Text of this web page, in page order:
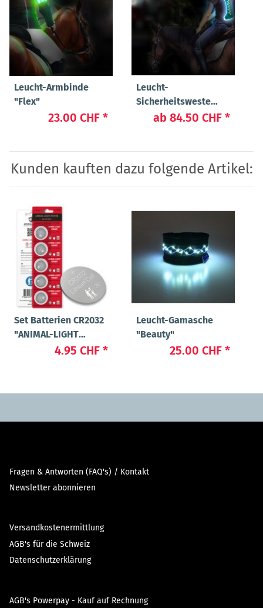
Leucht-Armbinde
"Flex"
23.00 CHF *
Leucht-
Sicherheitsweste
"Flex"
ab 84.50 CHF *
Kunden kauften dazu folgende Artikel:
Set Batterien CR2032
"ANIMAL-LIGHT
4.95 CHF *
Leucht-Gamasche
"Beauty"
25.00 CHF *
Fragen & Antworten (FAQ's) / Kontakt
Newsletter abonnieren
Versandkostenermittlung
AGB's für die Schweiz
Datenschutzerklärung
AGB's Powerpay - Kauf auf Rechnung